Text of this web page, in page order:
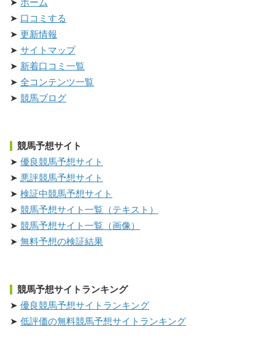
ホーム
口コミする
更新情報
サイトマップ
新着口コミ一覧
全コンテンツ一覧
競馬ブログ
競馬予想サイト
優良競馬予想サイト
悪評競馬予想サイト
検証中競馬予想サイト
競馬予想サイト一覧（テキスト）
競馬予想サイト一覧（画像）
無料予想の検証結果
競馬予想サイトランキング
優良競馬予想サイトランキング
低評価の無料競馬予想サイトランキング